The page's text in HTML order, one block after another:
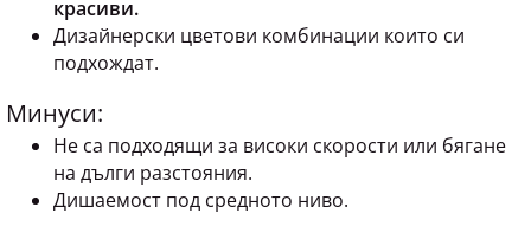
красиви.
Дизайнерски цветови комбинации които си
подхождат.
Минуси:
Не са подходящи за високи скорости или бягане
на дълги разстояния.
Дишаемост под средното ниво.